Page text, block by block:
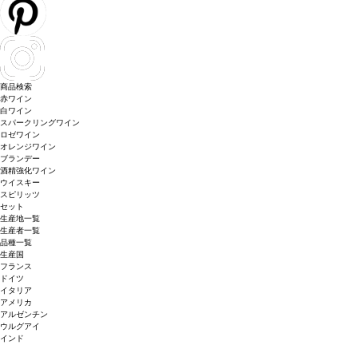
商品検索
赤ワイン
白ワイン
スパークリングワイン
ロゼワイン
オレンジワイン
ブランデー
酒精強化ワイン
ウイスキー
スピリッツ
セット
生産地一覧
生産者一覧
品種一覧
生産国
フランス
ドイツ
イタリア
アメリカ
アルゼンチン
ウルグアイ
インド